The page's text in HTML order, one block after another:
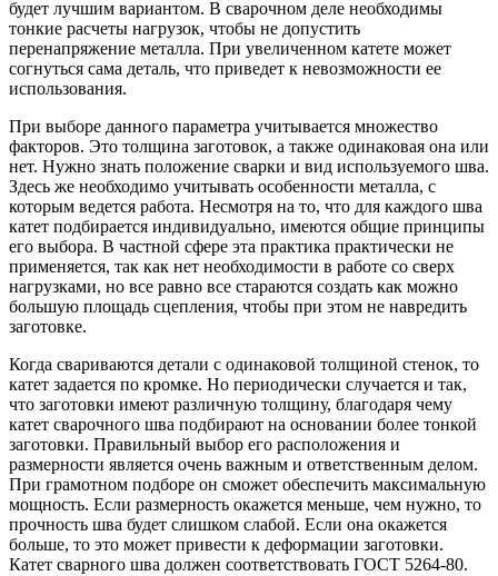
будет лучшим вариантом. В сварочном деле необходимы
тонкие расчеты нагрузок, чтобы не допустить
перенапряжение металла. При увеличенном катете может
согнуться сама деталь, что приведет к невозможности ее
использования.
При выборе данного параметра учитывается множество
факторов. Это толщина заготовок, а также одинаковая она или
нет. Нужно знать положение сварки и вид используемого шва.
Здесь же необходимо учитывать особенности металла, с
которым ведется работа. Несмотря на то, что для каждого шва
катет подбирается индивидуально, имеются общие принципы
его выбора. В частной сфере эта практика практически не
применяется, так как нет необходимости в работе со сверх
нагрузками, но все равно все стараются создать как можно
большую площадь сцепления, чтобы при этом не навредить
заготовке.
Когда свариваются детали с одинаковой толщиной стенок, то
катет задается по кромке. Но периодически случается и так,
что заготовки имеют различную толщину, благодаря чему
катет сварочного шва подбирают на основании более тонкой
заготовки. Правильный выбор его расположения и
размерности является очень важным и ответственным делом.
При грамотном подборе он сможет обеспечить максимальную
мощность. Если размерность окажется меньше, чем нужно, то
прочность шва будет слишком слабой. Если она окажется
больше, то это может привести к деформации заготовки.
Катет сварного шва должен соответствовать ГОСТ 5264-80.